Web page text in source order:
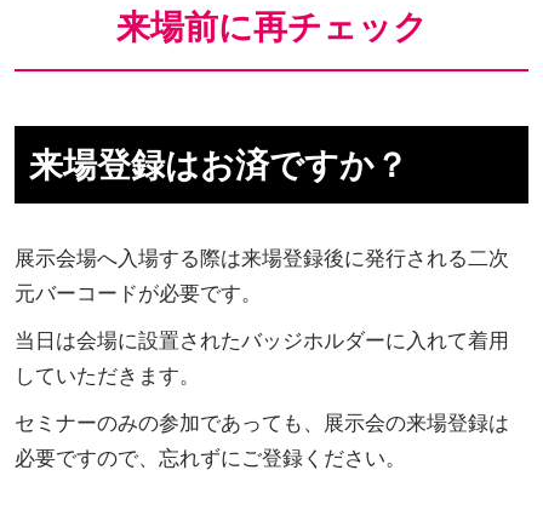
来場前に再チェック
来場登録はお済ですか？
展示会場へ入場する際は来場登録後に発行される二次
元バーコードが必要です。
当日は会場に設置されたバッジホルダーに入れて着用
していただきます。
セミナーのみの参加であっても、展示会の来場登録は
必要ですので、忘れずにご登録ください。